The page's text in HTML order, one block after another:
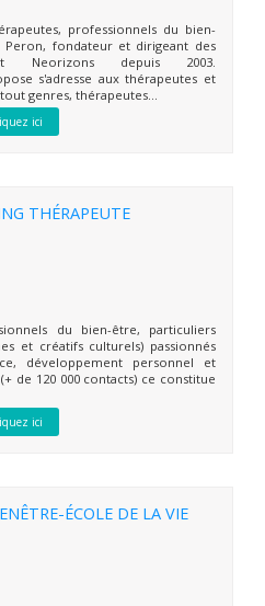
professionnels du bien-
fondateur et dirigeant des
Neorizons depuis 2003.
s'adresse aux thérapeutes et
genres, thérapeutes...
ici
THÉRAPEUTE
du bien-être, particuliers
et créatifs culturels) passionnés
développement personnel et
de 120 000 contacts) ce constitue
ici
ÉCOLE DE LA VIE